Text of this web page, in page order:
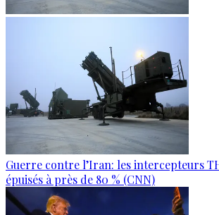
Guerre contre l’Iran: les intercepteurs
épuisés à près de 80 % (CNN)